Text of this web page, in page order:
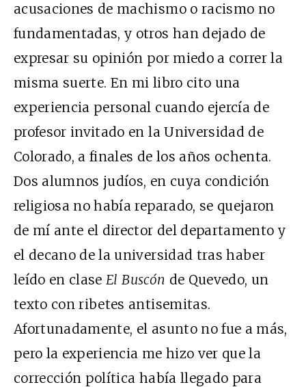
acusaciones de machismo o racismo no
fundamentadas, y otros han dejado de
expresar su opinión por miedo a correr la
misma suerte. En mi libro cito una
experiencia personal cuando ejercía de
profesor invitado en la Universidad de
Colorado, a finales de los años ochenta.
Dos alumnos judíos, en cuya condición
religiosa no había reparado, se quejaron
de mí ante el director del departamento y
el decano de la universidad tras haber
leído en clase El Buscón de Quevedo, un
texto con ribetes antisemitas.
Afortunadamente, el asunto no fue a más,
pero la experiencia me hizo ver que la
corrección política había llegado para